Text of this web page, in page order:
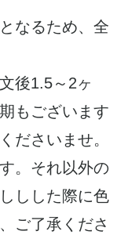
なるため、全
後1.5～2ヶ
もございます
ださいませ。
。それ以外の
しした際に色
ご了承くださ